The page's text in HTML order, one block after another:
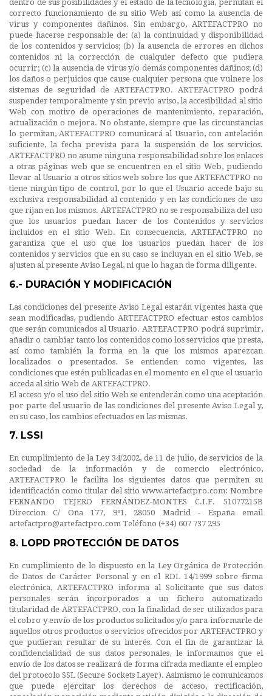
dentro de sus posibilidades y el estado de la tecnología, permitan el
correcto funcionamiento de su sitio Web así como la ausencia de
virus y componentes dañinos. Sin embargo, ARTEFACTPRO no
puede hacerse responsable de: (a) la continuidad y disponibilidad
de los contenidos y servicios; (b) la ausencia de errores en dichos
contenidos ni la corrección de cualquier defecto que pudiera
ocurrir; (c) la ausencia de virus y/o demás componentes dañinos; (d)
los daños o perjuicios que cause cualquier persona que vulnere los
sistemas de seguridad de ARTEFACTPRO. ARTEFACTPRO podrá
suspender temporalmente y sin previo aviso, la accesibilidad al sitio
Web con motivo de operaciones de mantenimiento, reparación,
actualización o mejora. No obstante, siempre que las circunstancias
lo permitan, ARTEFACTPRO comunicará al Usuario, con antelación
suficiente, la fecha prevista para la suspensión de los servicios.
ARTEFACTPRO no asume ninguna responsabilidad sobre los enlaces
a otras páginas web que se encuentren en el sitio Web, pudiendo
llevar al Usuario a otros sitios web sobre los que ARTEFACTPRO no
tiene ningún tipo de control, por lo que el Usuario accede bajo su
exclusiva responsabilidad al contenido y en las condiciones de uso
que rijan en los mismos. ARTEFACTPRO no se responsabiliza del uso
que los usuarios puedan hacer de los Contenidos y servicios
incluidos en el sitio Web. En consecuencia, ARTEFACTPRO no
garantiza que el uso que los usuarios puedan hacer de los
contenidos y servicios que en su caso se incluyan en el sitio Web, se
ajusten al presente Aviso Legal, ni que lo hagan de forma diligente.
6.- DURACIÓN Y MODIFICACIÓN
Las condiciones del presente Aviso Legal estarán vigentes hasta que
sean modificadas, pudiendo ARTEFACTPRO efectuar estos cambios
que serán comunicados al Usuario. ARTEFACTPRO podrá suprimir,
añadir o cambiar tanto los contenidos como los servicios que presta,
así como también la forma en la que los mismos aparezcan
localizados o presentados. Se entienden como vigentes, las
condiciones que estén publicadas en el momento en el que el usuario
acceda al sitio Web de ARTEFACTPRO.
El acceso y/o el uso del sitio Web se entenderán como una aceptación
por parte del usuario de las condiciones del presente Aviso Legal y,
en su caso, los cambios efectuados en las mismas.
7. LSSI
En cumplimiento de la Ley 34/2002, de 11 de julio, de servicios de la
sociedad de la información y de comercio electrónico,
ARTEFACTPRO le facilita los siguientes datos que permiten su
identificación como titular del sitio www.artefactpro.com: Nombre
FERNANDO TEJERO FERNÁNDEZ-MONTES C.I.F. 51077215B
Direccion C/ Oña 177, 9º1, 28050 Madrid - España email
artefactpro@artefactpro.com Teléfono (+34) 607 737 295
8. LOPD PROTECCIÓN DE DATOS
En cumplimiento de lo dispuesto en la Ley Orgánica de Protección
de Datos de Carácter Personal y en el RDL 14/1999 sobre firma
electrónica, ARTEFACTPRO informa al Solicitante que sus datos
personales serán incorporados a un fichero automatizado
titularidad de ARTEFACTPRO, con la finalidad de ser utilizados para
el cobro y envío de los productos solicitados y/o para informarle de
aquellos otros productos o servicios ofrecidos por ARTEFACTPRO y
que pudieran resultar de su interés. Con el fin de garantizar la
confidencialidad de sus datos personales, le informamos que el
envío de los datos se realizará de forma cifrada mediante el empleo
del protocolo SSL (Secure Sockets Layer). Asimismo le comunicamos
que puede ejercitar los derechos de acceso, rectificación,